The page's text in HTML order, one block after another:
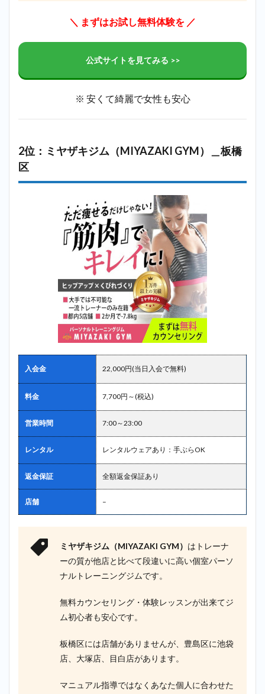
＼ まずはお試し無料体験を ／
公式サイトを見てみる >>
※ 安くて綺麗で女性も安心
2位：ミヤザキジム（MIYAZAKI GYM）＿板橋
区
入会金 22,000円(当日入会で無料)
料金 7,700円～(税込)
営業時間 7:00～23:00
レンタル レンタルウェアあり：手ぶらOK
返金保証 全額返金保証あり
店舗 –
ミヤザキジム（MIYAZAKI GYM） はトレーナ
ーの質が他店と比べて段違いに高い個室パーソ
ナルトレーニングジムです。
無料カウンセリング・体験レッスンが出来てジ
ム初心者も安心です。
板橋区には店舗がありませんが、豊島区に池袋
店、大塚店、目白店があります。
マニュアル指導ではなくあなた個人に合わせた